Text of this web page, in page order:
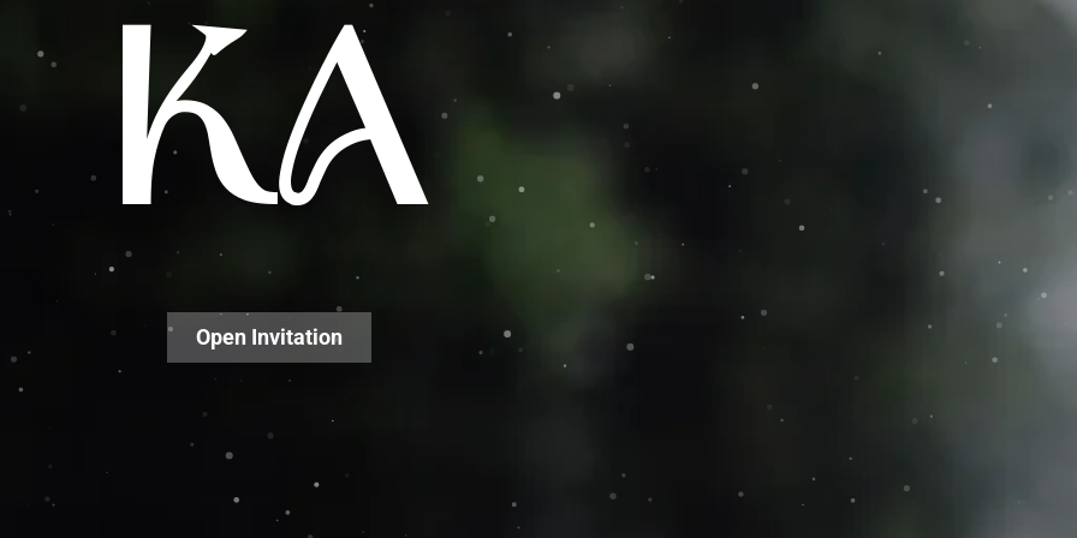
THE WEDDING OF
KHOLIL
AIS
MINGGU, 26 OKTOBER 2025
KA
Open Invitation